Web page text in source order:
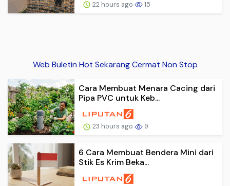
22 hours ago 15
Web Buletin Hot Sekarang Cermat Non Stop
Cara Membuat Menara Cacing dari
Pipa PVC untuk Keb...
23 hours ago 9
6 Cara Membuat Bendera Mini dari
Stik Es Krim Beka...